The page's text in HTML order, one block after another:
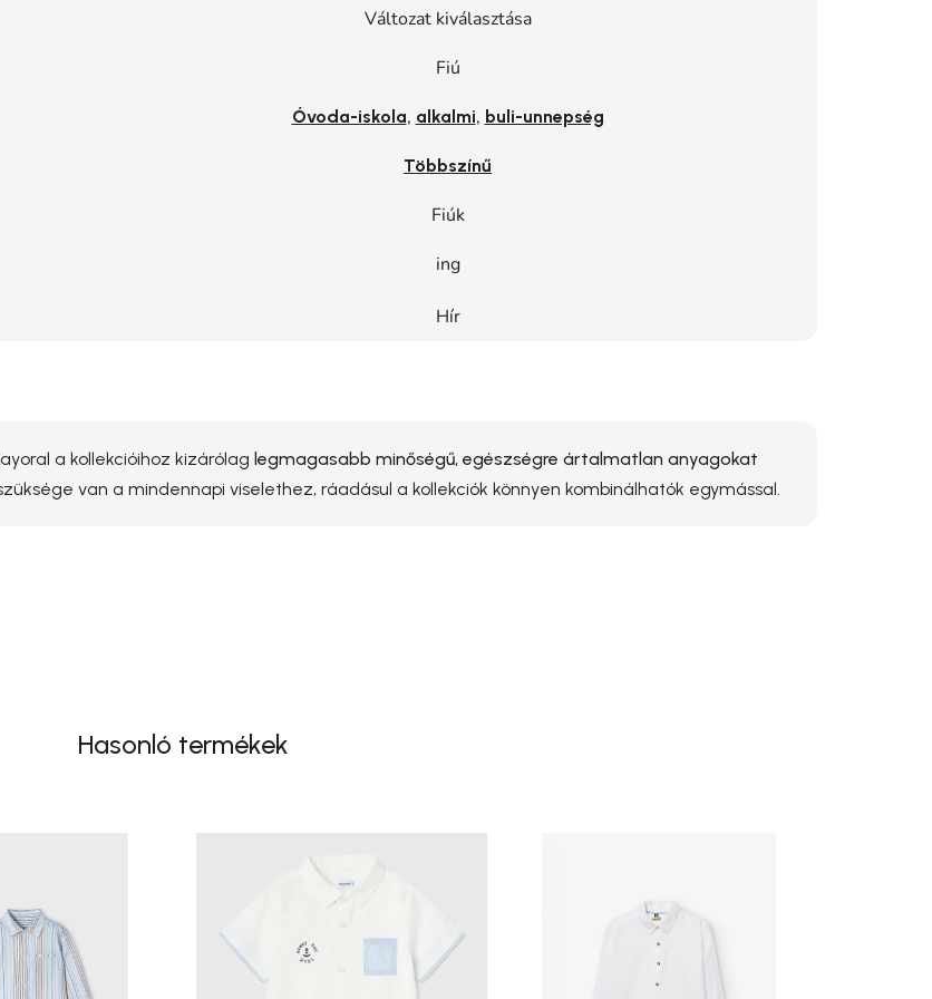
Változat kiválasztása
Fiú
Óvoda-iskola, alkalmi, buli-unnepség
Többszínű
Fiúk
ing
Hír
a kollekcióihoz kizárólag legmagasabb minőségű, egészségre ártalmatlan anyagokat
van a mindennapi viselethez, ráadásul a kollekciók könnyen kombinálhatók egymással.
Hasonló termékek